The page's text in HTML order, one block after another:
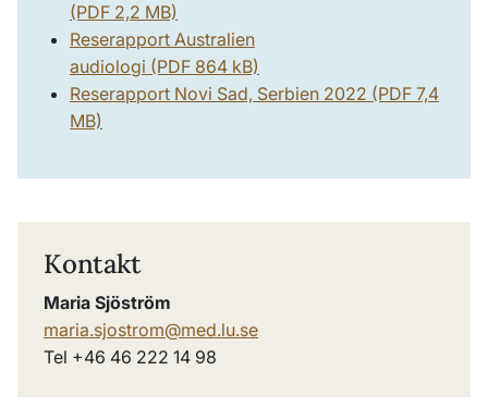
(PDF 2,2 MB)
Reserapport Australien
audiologi (PDF 864 kB)
Reserapport Novi Sad, Serbien 2022 (PDF 7,4
MB)
Kontakt
Maria Sjöström
maria.sjostrom@med.lu.se
Tel +46 46 222 14 98